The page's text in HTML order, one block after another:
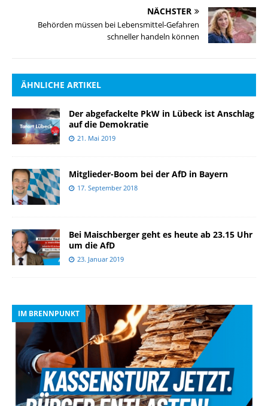
NÄCHSTER
Behörden müssen bei Lebensmittel-Gefahren
schneller handeln können
ÄHNLICHE ARTIKEL
Der abgefackelte PkW in Lübeck ist Anschlag
auf die Demokratie
21. Mai 2019
Mitglieder-Boom bei der AfD in Bayern
17. September 2018
Bei Maischberger geht es heute ab 23.15 Uhr
um die AfD
23. Januar 2019
IM BRENNPUNKT